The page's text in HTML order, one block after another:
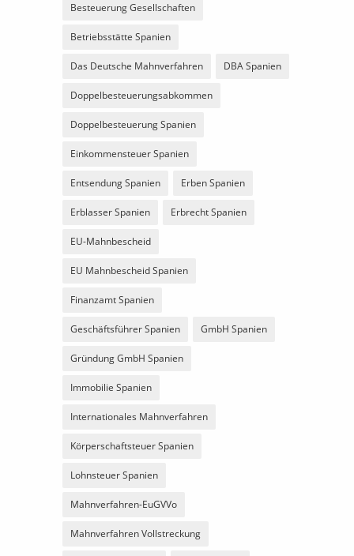
Besteuerung Gesellschaften
Betriebsstätte Spanien
Das Deutsche Mahnverfahren DBA Spanien
Doppelbesteuerungsabkommen
Doppelbesteuerung Spanien
Einkommensteuer Spanien
Entsendung Spanien Erben Spanien
Erblasser Spanien Erbrecht Spanien
EU-Mahnbescheid
EU Mahnbescheid Spanien
Finanzamt Spanien
Geschäftsführer Spanien GmbH Spanien
Gründung GmbH Spanien
Immobilie Spanien
Internationales Mahnverfahren
Körperschaftsteuer Spanien
Lohnsteuer Spanien
Mahnverfahren-EuGVVo
Mahnverfahren Vollstreckung